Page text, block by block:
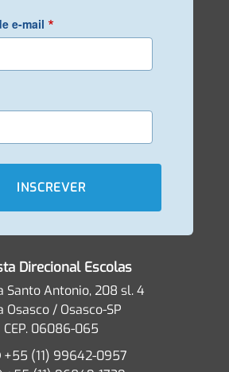
e-mail *
Direcional Escolas
Santo Antonio, 208 sl. 4
Osasco / Osasco-SP
CEP. 06086-065
+55 (11) 99642-0957